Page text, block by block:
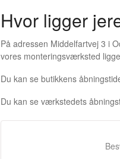
Hvor ligger
På adressen Middelfartvej 3 i
vores monteringsværksted
Du kan se butikkens
Du kan se værkstedets